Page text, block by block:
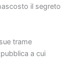
il segreto
trame
a cui